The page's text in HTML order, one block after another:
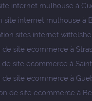
internet mulhouse à
site internet mulhouse à
sites internet
de site ecommerce à
de site ecommerce à
de site ecommerce à
de site ecommerce à